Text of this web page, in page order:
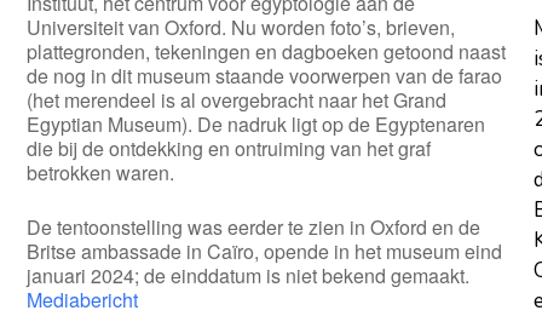
Universiteit van Oxford. Nu worden foto’s, brieven,
plattegronden, tekeningen en dagboeken getoond naast
de nog in dit museum staande voorwerpen van de farao
(het merendeel is al overgebracht naar het Grand
Egyptian Museum). De nadruk ligt op de Egyptenaren
die bij de ontdekking en ontruiming van het graf
betrokken waren.
De tentoonstelling was eerder te zien in Oxford en de
Britse ambassade in Caïro, opende in het museum eind
januari 2024; de einddatum is niet bekend gemaakt.
Mediabericht